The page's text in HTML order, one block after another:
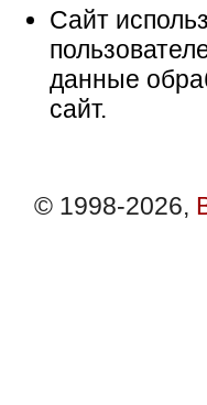
Сайт
данные
сайт.
© 1998-2026,